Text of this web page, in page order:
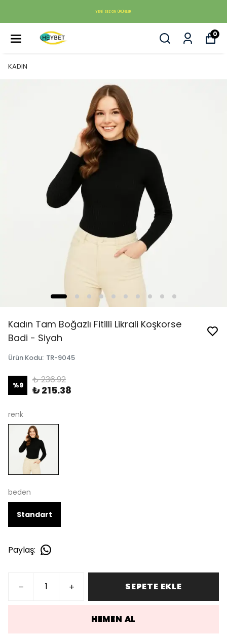
YENI SEZON ÜRÜNLER
0
KADIN
Kadın Tam Boğazlı Fitilli Likrali Koşkorse
Badi - Siyah
Ürün Kodu: TR-9045
%9 ₺ 236.92
₺ 215.38
renk
beden
Standart
Paylaş:
SEPETE EKLE
HEMEN AL